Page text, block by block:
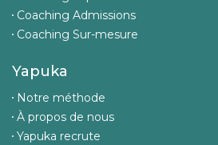
Coaching Admissions
Coaching Sur-mesure
Yapuka
Notre méthode
À propos de nous
Yapuka recrute